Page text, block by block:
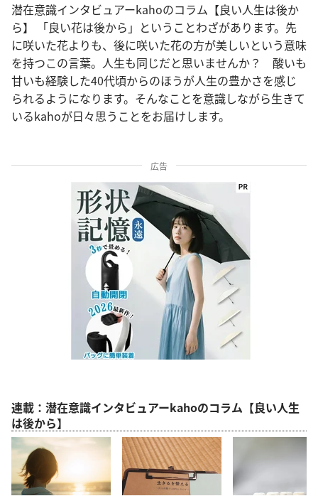
潜在意識インタビュアーkahoのコラム【良い人生は後か
ら】 「良い花は後から」ということわざがあります。先
に咲いた花よりも、後に咲いた花の方が美しいという意味
を持つこの言葉。人生も同じだと思いませんか？ 酸いも
甘いも経験した40代頃からのほうが人生の豊かさを感じ
られるようになります。そんなことを意識しながら生きて
いるkahoが日々思うことをお届けします。
広告
連載：潜在意識インタビュアーkahoのコラム【良い人生
は後から】